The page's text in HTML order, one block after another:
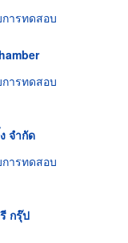
ารทดสอบ
ารทดสอบ
จำกัด
ารทดสอบ
กรุ๊ป